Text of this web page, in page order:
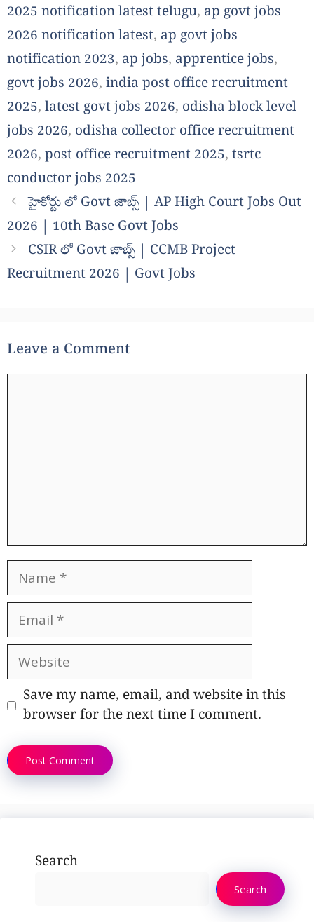
2025 notification latest telugu, ap govt jobs
2026 notification latest, ap govt jobs
notification 2023, ap jobs, apprentice jobs,
govt jobs 2026, india post office recruitment
2025, latest govt jobs 2026, odisha block level
jobs 2026, odisha collector office recruitment
2026, post office recruitment 2025, tsrtc
conductor jobs 2025
హైకోర్టు లో Govt జాబ్స్ | AP High Court Jobs Out
2026 | 10th Base Govt Jobs
CSIR లో Govt జాబ్స్ | CCMB Project
Recruitment 2026 | Govt Jobs
Leave a Comment
Name
Email
Website
Save my name, email, and website in this
browser for the next time I comment.
Search
Search